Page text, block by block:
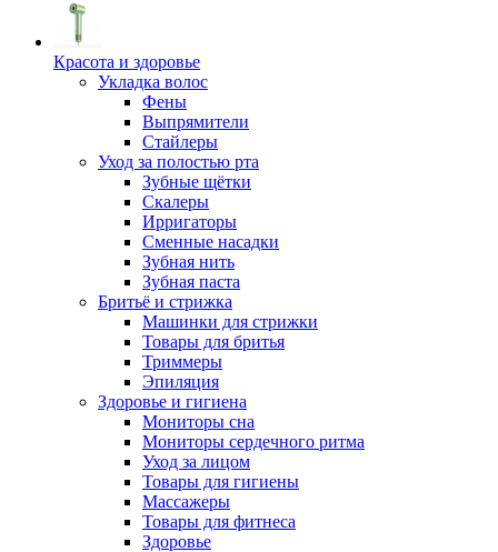
Красота и здоровье
Укладка волос
Фены
Выпрямители
Стайлеры
Уход за полостью рта
Зубные щётки
Скалеры
Ирригаторы
Сменные насадки
Зубная нить
Зубная паста
Бритьё и стрижка
Машинки для стрижки
Товары для бритья
Триммеры
Эпиляция
Здоровье и гигиена
Мониторы сна
Мониторы сердечного ритма
Уход за лицом
Товары для гигиены
Массажеры
Товары для фитнеса
Здоровье